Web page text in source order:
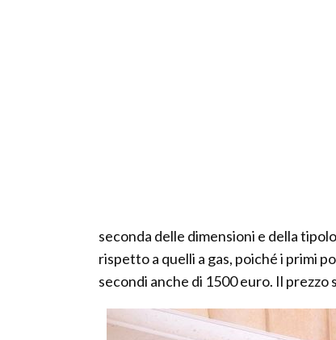
seconda delle dimensioni e della
rispetto a quelli a gas, poiché i primi
secondi anche di 1500 euro. Il